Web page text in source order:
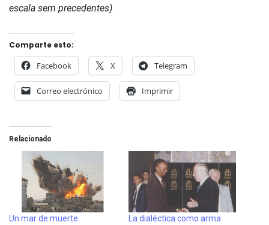
escala sem precedentes)
Comparte esto:
Facebook X Telegram
Correo electrónico Imprimir
Relacionado
Un mar de muerte
La dialéctica como arma